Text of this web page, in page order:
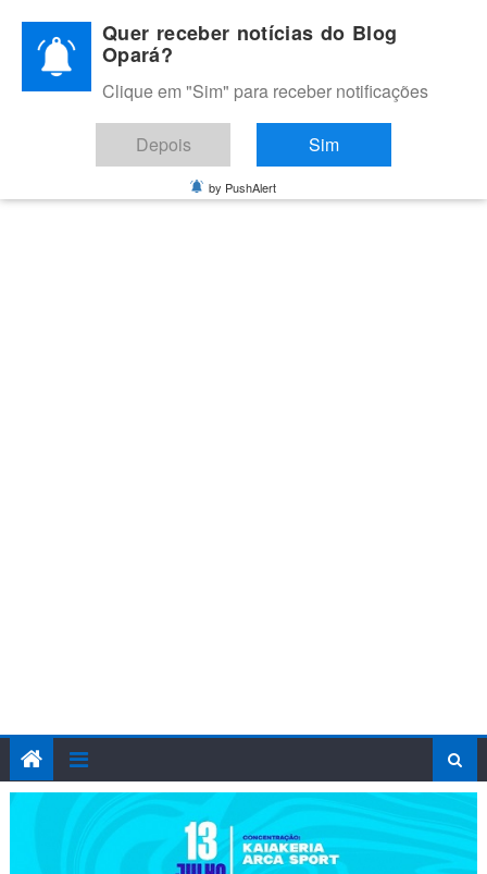
content
BLOG OPARÁ
Melhores notícias de Juazeiro, Petrolina e do Vale do São
Francisco
Quer receber notícias do Blog
Opará?
Clique em "Sim" para receber notificações
Depois Sim
by PushAlert